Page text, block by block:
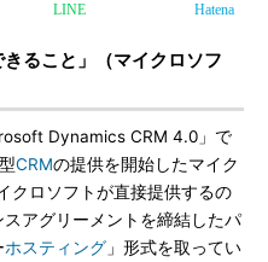
LINE Hatena
きること」（マイクロソフ
Dynamics CRM 4.0」で
型CRMの提供を開始したマイク
クロソフトが直接提供するの
アグリーメントを締結したパ
ホスティング 」形式を取ってい